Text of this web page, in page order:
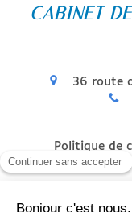
CABINET
36 route
Politique de